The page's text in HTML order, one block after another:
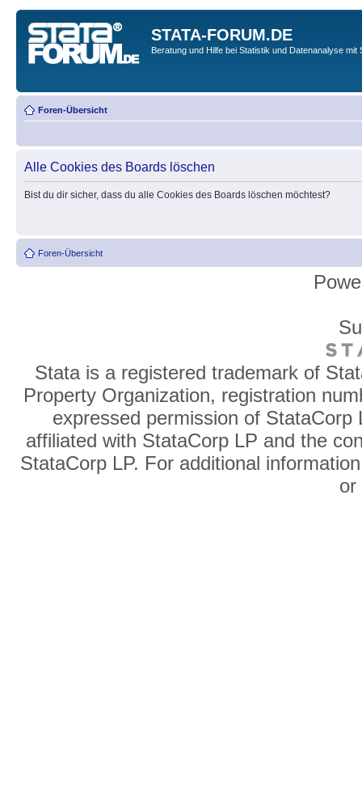
STATA-FORUM.DE
Beratung und Hilfe bei Statistik und Datenanalyse mit
Foren-Übersicht
Alle Cookies des Boards löschen
Bist du dir sicher, dass du alle Cookies des Boards löschen möchtest?
Foren-Übersicht
Stata is a registered trademark of
Property Organization, registration
expressed permission of
affiliated with StataCorp LP and the
StataCorp LP. For additional
or